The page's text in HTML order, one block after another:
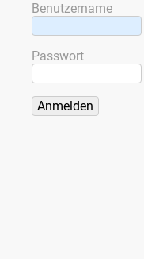
Benutzername
Passwort